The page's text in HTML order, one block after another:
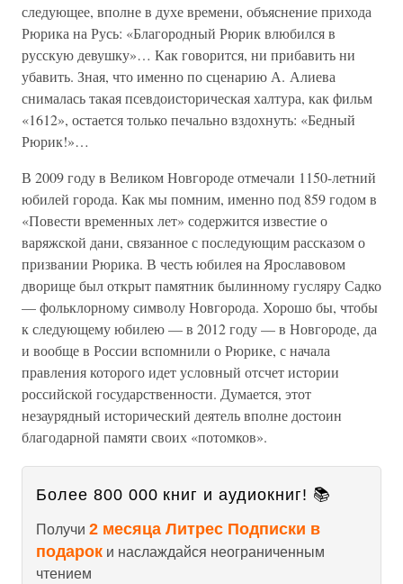
следующее, вполне в духе времени, объяснение прихода
Рюрика на Русь: «Благородный Рюрик влюбился в
русскую девушку»… Как говорится, ни прибавить ни
убавить. Зная, что именно по сценарию А. Алиева
снималась такая псевдоисторическая халтура, как фильм
«1612», остается только печально вздохнуть: «Бедный
Рюрик!»…
В 2009 году в Великом Новгороде отмечали 1150-летний
юбилей города. Как мы помним, именно под 859 годом в
«Повести временных лет» содержится известие о
варяжской дани, связанное с последующим рассказом о
призвании Рюрика. В честь юбилея на Ярославовом
дворище был открыт памятник былинному гусляру Садко
— фольклорному символу Новгорода. Хорошо бы, чтобы
к следующему юбилею — в 2012 году — в Новгороде, да
и вообще в России вспомнили о Рюрике, с начала
правления которого идет условный отсчет истории
российской государственности. Думается, этот
незаурядный исторический деятель вполне достоин
благодарной памяти своих «потомков».
Более 800 000 книг и аудиокниг! 📚
Получи 2 месяца Литрес Подписки в
подарок и наслаждайся неограниченным
чтением